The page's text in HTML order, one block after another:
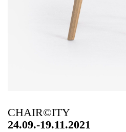
CHAIR©ITY
24.09.-19.11.2021